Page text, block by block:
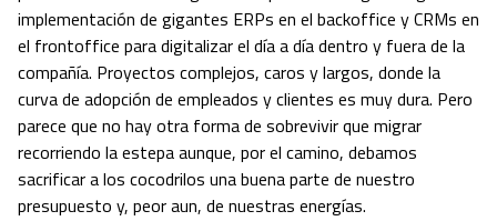
implementación de gigantes ERPs en el backoffice y CRMs en
el frontoffice para digitalizar el día a día dentro y fuera de la
compañía. Proyectos complejos, caros y largos, donde la
curva de adopción de empleados y clientes es muy dura. Pero
parece que no hay otra forma de sobrevivir que migrar
recorriendo la estepa aunque, por el camino, debamos
sacrificar a los cocodrilos una buena parte de nuestro
presupuesto y, peor aun, de nuestras energías.